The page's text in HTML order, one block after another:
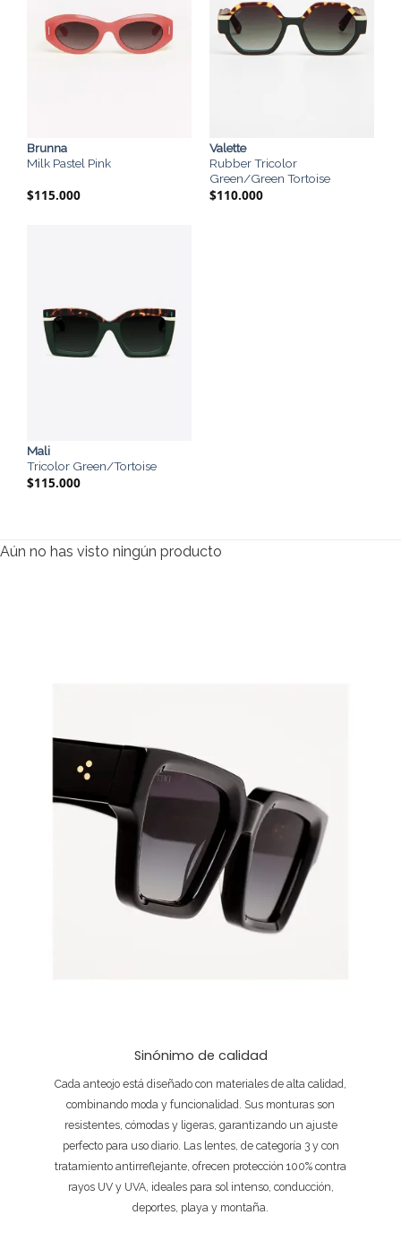
Brunna
Milk Pastel Pink
$115.000
Valette
Rubber Tricolor
Green/Green Tortoise
$110.000
Mali
Tricolor Green/Tortoise
$115.000
Aún no has visto ningún producto
Sinónimo de calidad
Cada anteojo está diseñado con materiales de alta calidad,
combinando moda y funcionalidad. Sus monturas son
resistentes, cómodas y ligeras, garantizando un ajuste
perfecto para uso diario. Las lentes, de categoría 3 y con
tratamiento antirreflejante, ofrecen protección 100% contra
rayos UV y UVA, ideales para sol intenso, conducción,
deportes, playa y montaña.